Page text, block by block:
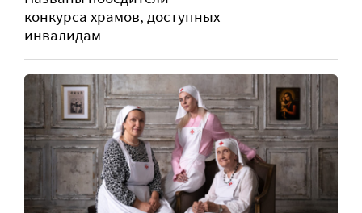
конкурса храмов, доступных
инвалидам